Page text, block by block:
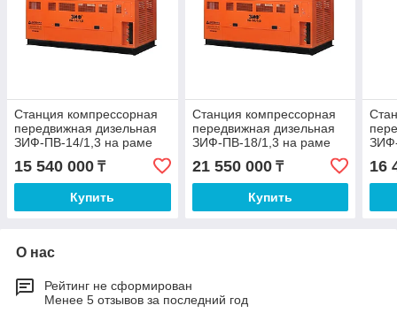
Станция компрессорная
передвижная дизельная
ЗИФ-ПВ-14/1,3 на раме
15 540 000 ₸
Купить
Станция компрессорная
передвижная дизельная
ЗИФ-ПВ-18/1,3 на раме
21 550 000₸
Купить
16
О нас
Рейтинг не сформирован
Менее 5 отзывов за последний год